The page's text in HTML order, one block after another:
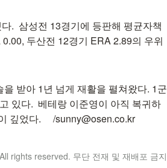
. 삼성전 13경기에 등판해 평균자책
두산전 12경기 ERA 2.89의 우위
받아 1년 넘게 재활을 펼쳐왔다. 1군
있다. 베테랑 이준영이 아직 복귀하
깊었다. /sunny@osen.co.kr
rights reserved. 무단 전재 및 재배포 금지